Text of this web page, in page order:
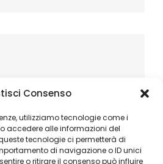
Consenso
utilizziamo tecnologie come i
accedere alle informazioni del
tecnologie ci permetterà di
di navigazione o ID unici
o ritirare il consenso può influire